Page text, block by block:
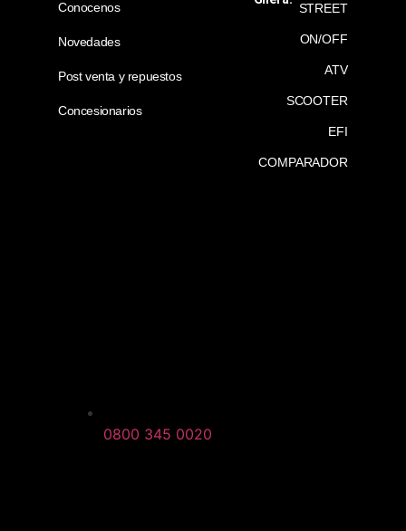
Conocenos
Novedades
Post venta y repuestos
Concesionarios
STREET
ON/OFF
ATV
SCOOTER
EFI
COMPARADOR
0800 345 0020